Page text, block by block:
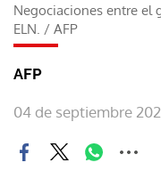
Negociaciones entre el
ELN. / AFP
AFP
04 de septiembre